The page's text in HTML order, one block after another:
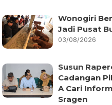
Wonogiri
Jadi Pusat
03/08/2026
Susun
Cadangan
A Cari
Sragen